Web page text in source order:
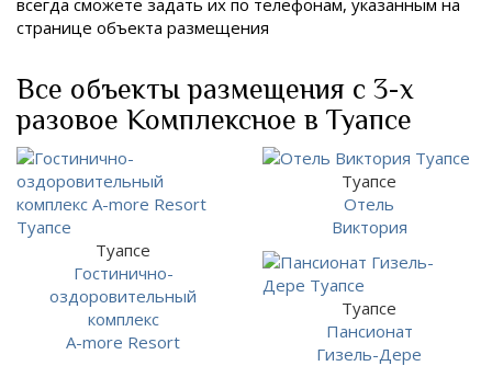
всегда сможете задать их по телефонам, указанным на
странице объекта размещения
Все объекты размещения с 3-х
разовое Комплексное в Туапсе
Туапсе
Гостинично-
оздоровительный
комплекс
A-more Resort
Туапсе
Отель
Виктория
Туапсе
Пансионат
Гизель-Дере